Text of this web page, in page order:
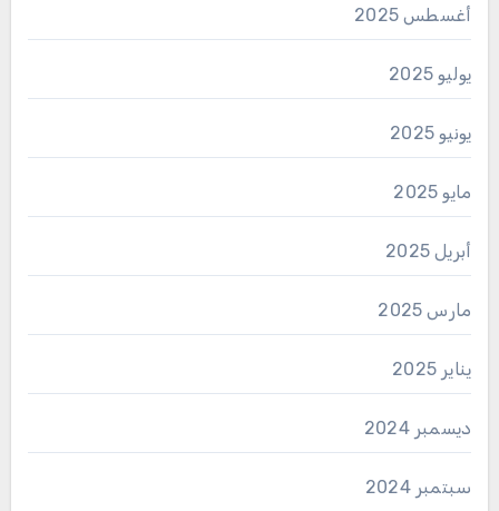
أغسطس 2025
يوليو 2025
يونيو 2025
مايو 2025
أبريل 2025
مارس 2025
يناير 2025
ديسمبر 2024
سبتمبر 2024